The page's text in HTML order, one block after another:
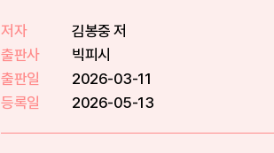
저자
김봉중 저
출판사
빅피시
출판일
2026-03-11
등록일
2026-05-13